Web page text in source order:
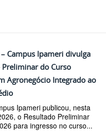
Campus Ipameri divulga
Preliminar do Curso
Agronegócio Integrado ao
Ipameri publicou, nesta
o Resultado Preliminar
para ingresso no curso...